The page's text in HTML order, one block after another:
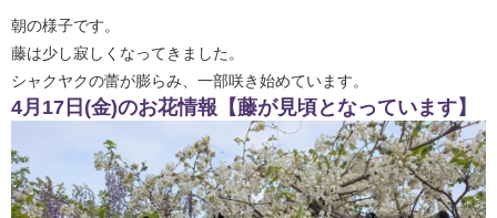
朝の様子です。
藤は少し寂しくなってきました。
シャクヤクの蕾が膨らみ、一部咲き始めています。
4月17日(金)のお花情報【藤が見頃となっています】